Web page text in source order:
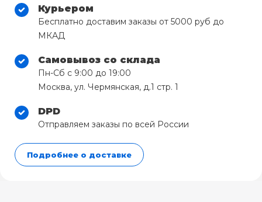
Курьером
Бесплатно доставим заказы от 5000 руб до
МКАД
Самовывоз со склада
Пн-Сб с 9:00 до 19:00
Москва, ул. Чермянская, д.1 стр. 1
DPD
Отправляем заказы по всей России
Подробнее о доставке